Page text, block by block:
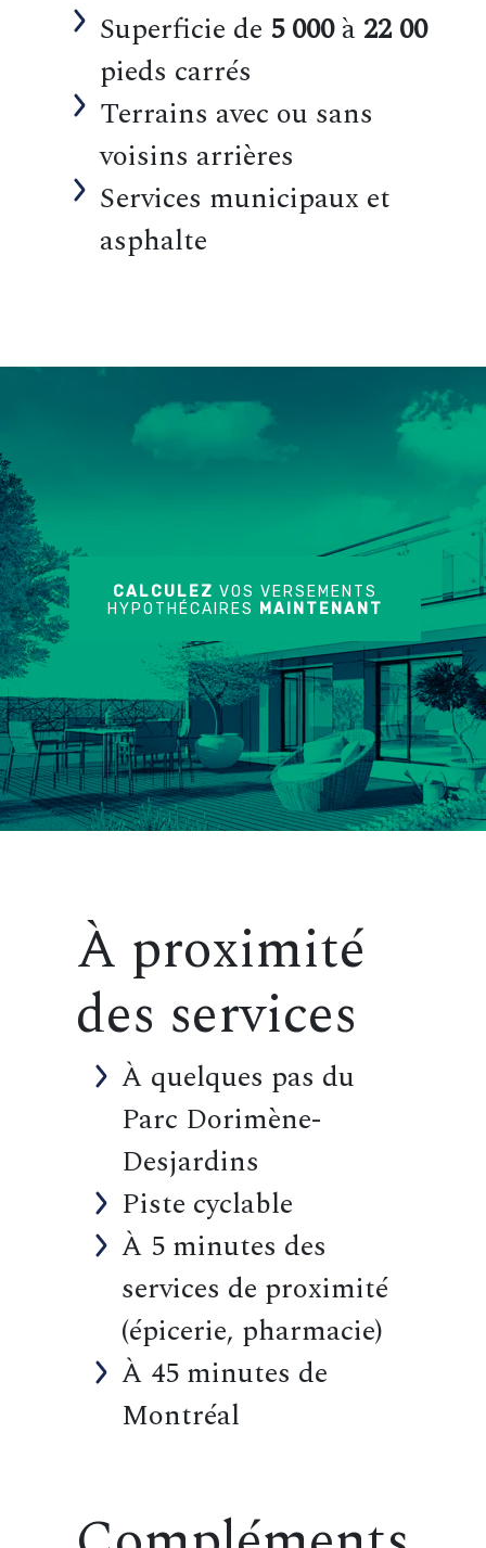
Superficie de 5 000à 22 00
pieds carrés
Terrains avec ou sans
voisins arrières
Services municipaux et
asphalte
CALCULEZ VOS VERSEMENTS
HYPOTHÉCAIRES MAINTENANT
À proximité
des services
À quelques pas du
Parc Dorimène-
Desjardins
Piste cyclable
À 5 minutes des
services de proximité
(épicerie, pharmacie)
À 45 minutes de
Montréal